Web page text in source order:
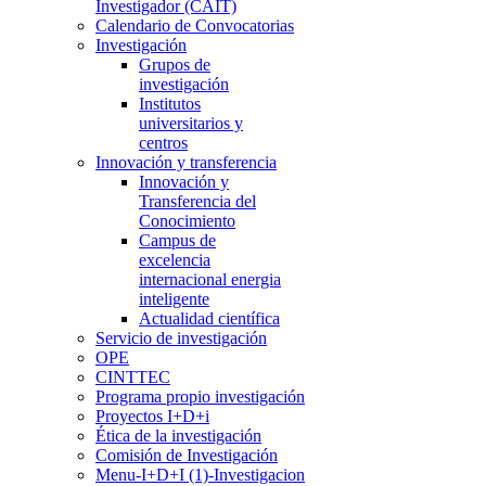
Investigador (CAIT)
Calendario de Convocatorias
Investigación
Grupos de
investigación
Institutos
universitarios y
centros
Innovación y transferencia
Innovación y
Transferencia del
Conocimiento
Campus de
excelencia
internacional energia
inteligente
Actualidad científica
Servicio de investigación
OPE
CINTTEC
Programa propio investigación
Proyectos I+D+i
Ética de la investigación
Comisión de Investigación
Menu-I+D+I (1)-Investigacion